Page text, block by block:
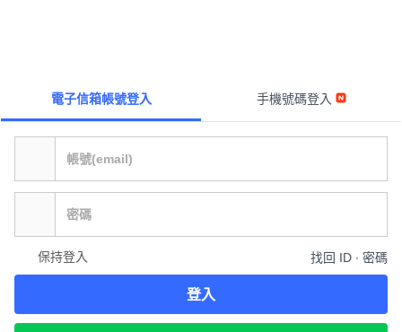
電子信箱帳號登入 手機號碼登入
保持登入 找回 ID ∙ 密碼
登入